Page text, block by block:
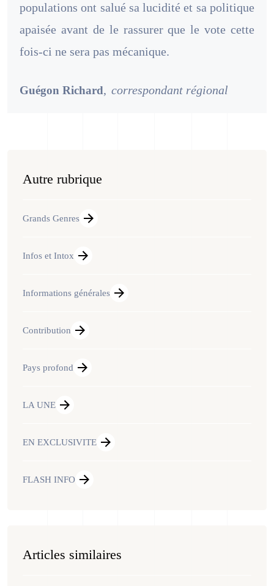
populations ont salué sa lucidité et sa politique
apaisée avant de le rassurer que le vote cette
fois-ci ne sera pas mécanique.
Guégon Richard, correspondant régional
Autre rubrique
Grands Genres
Infos et Intox
Informations générales
Contribution
Pays profond
LA UNE
EN EXCLUSIVITE
FLASH INFO
Articles similaires